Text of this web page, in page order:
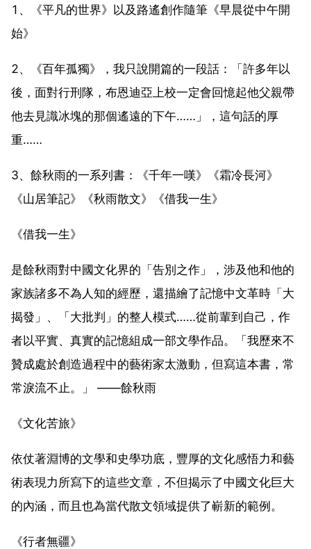
1、《平凡的世界》以及路遙創作隨筆《早晨從中午開
始》
2、《百年孤獨》，我只說開篇的一段話：「許多年以
後，面對行刑隊，布恩迪亞上校一定會回憶起他父親帶
他去見識冰塊的那個遙遠的下午……」，這句話的厚
重……
3、餘秋雨的一系列書：《千年一嘆》《霜冷長河》
《山居筆記》《秋雨散文》《借我一生》
《借我一生》
是餘秋雨對中國文化界的「告別之作」，涉及他和他的
家族諸多不為人知的經歷，還描繪了記憶中文革時「大
揭發」、「大批判」的整人模式……從前輩到自己，作
者以平實、真實的記憶組成一部文學作品。「我歷來不
贊成處於創造過程中的藝術家太激動，但寫這本書，常
常淚流不止。」 ——餘秋雨
《文化苦旅》
依仗著淵博的文學和史學功底，豐厚的文化感悟力和藝
術表現力所寫下的這些文章，不但揭示了中國文化巨大
的內涵，而且也為當代散文領域提供了嶄新的範例。
《行者無疆》